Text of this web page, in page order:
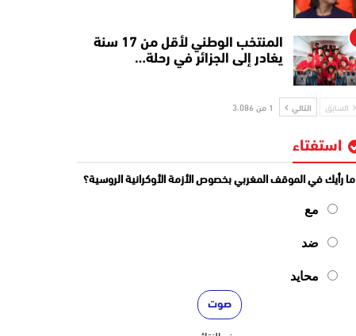
المنتخب الوطني لأقل من 17 سنة
يغادر إلى الجزائر في رحلة…
السابق التالي 1 من 3٬086
استفتاء
ما رأيك في الموقف المغربي بخصوص الأزمة الأوكرانية الروسية؟
مع
ضد
محايد